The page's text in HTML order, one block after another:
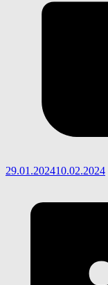
29.01.202410.02.2024